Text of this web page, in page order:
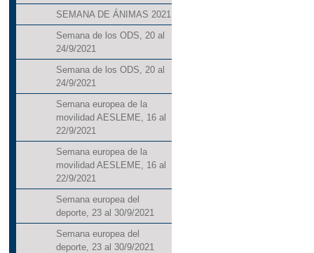
SEMANA DE ÁNIMAS 2021
Semana de los ODS, 20 al
24/9/2021
Semana de los ODS, 20 al
24/9/2021
Semana europea de la
movilidad AESLEME, 16 al
22/9/2021
Semana europea de la
movilidad AESLEME, 16 al
22/9/2021
Semana europea del
deporte, 23 al 30/9/2021
Semana europea del
deporte, 23 al 30/9/2021